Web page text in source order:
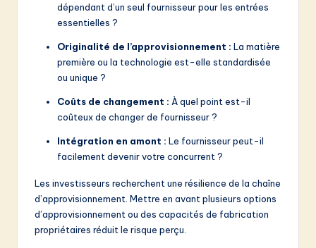
dépendant d’un seul fournisseur pour les entrées
essentielles ?
Originalité de l’approvisionnement : La matière
première ou la technologie est-elle standardisée
ou unique ?
Coûts de changement : À quel point est-il
coûteux de changer de fournisseur ?
Intégration en amont : Le fournisseur peut-il
facilement devenir votre concurrent ?
Les investisseurs recherchent une résilience de la chaîne
d’approvisionnement. Mettre en avant plusieurs options
d’approvisionnement ou des capacités de fabrication
propriétaires réduit le risque perçu.